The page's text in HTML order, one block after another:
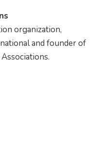
organization,
and founder of